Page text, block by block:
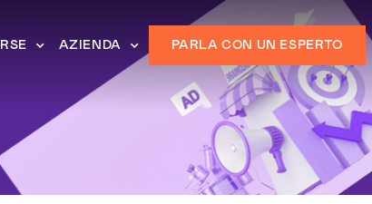
AZIENDA PARLA CON UN ESPERTO